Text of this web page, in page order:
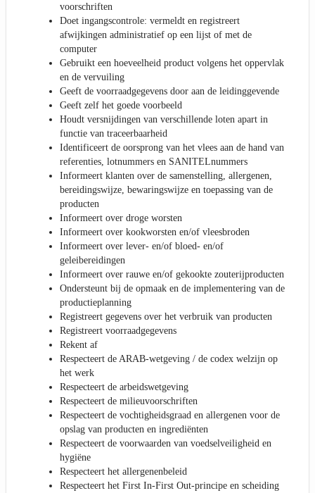
voorschriften
Doet ingangscontrole: vermeldt en registreert
afwijkingen administratief op een lijst of met de
computer
Gebruikt een hoeveelheid product volgens het oppervlak
en de vervuiling
Geeft de voorraadgegevens door aan de leidinggevende
Geeft zelf het goede voorbeeld
Houdt versnijdingen van verschillende loten apart in
functie van traceerbaarheid
Identificeert de oorsprong van het vlees aan de hand van
referenties, lotnummers en SANITELnummers
Informeert klanten over de samenstelling, allergenen,
bereidingswijze, bewaringswijze en toepassing van de
producten
Informeert over droge worsten
Informeert over kookworsten en/of vleesbroden
Informeert over lever- en/of bloed- en/of
geleibereidingen
Informeert over rauwe en/of gekookte zouterijproducten
Ondersteunt bij de opmaak en de implementering van de
productieplanning
Registreert gegevens over het verbruik van producten
Registreert voorraadgegevens
Rekent af
Respecteert de ARAB-wetgeving / de codex welzijn op
het werk
Respecteert de arbeidswetgeving
Respecteert de milieuvoorschriften
Respecteert de vochtigheidsgraad en allergenen voor de
opslag van producten en ingrediënten
Respecteert de voorwaarden van voedselveiligheid en
hygiëne
Respecteert het allergenenbeleid
Respecteert het First In-First Out-principe en scheiding